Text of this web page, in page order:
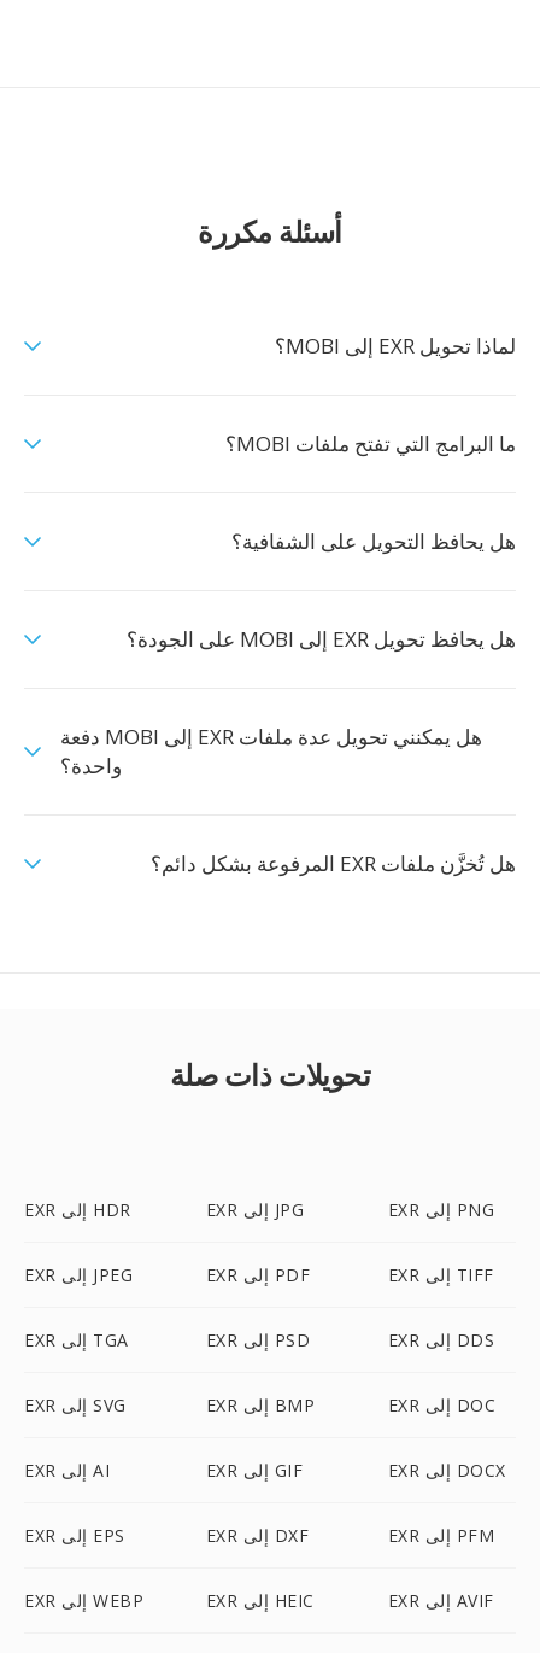
أسئلة مكررة
لماذا تحويل EXR إلى MOBI؟
ما البرامج التي تفتح ملفات MOBI؟
هل يحافظ التحويل على الشفافية؟
هل يحافظ تحويل EXR إلى MOBI على الجودة؟
هل يمكنني تحويل عدة ملفات EXR إلى MOBI دفعة
واحدة؟
هل تُخزَّن ملفات EXR المرفوعة بشكل دائم؟
تحويلات ذات صلة
EXR إلى HDR EXR إلى JPG EXR إلى PNG
EXR إلى JPEG EXR إلى PDF EXR إلى TIFF
EXR إلى TGA EXR إلى PSD EXR إلى DDS
EXR إلى SVG EXR إلى BMP EXR إلى DOC
EXR إلى AI EXR إلى GIF EXR إلى DOCX
EXR إلى EPS EXR إلى DXF EXR إلى PFM
EXR إلى WEBP EXR إلى HEIC EXR إلى AVIF